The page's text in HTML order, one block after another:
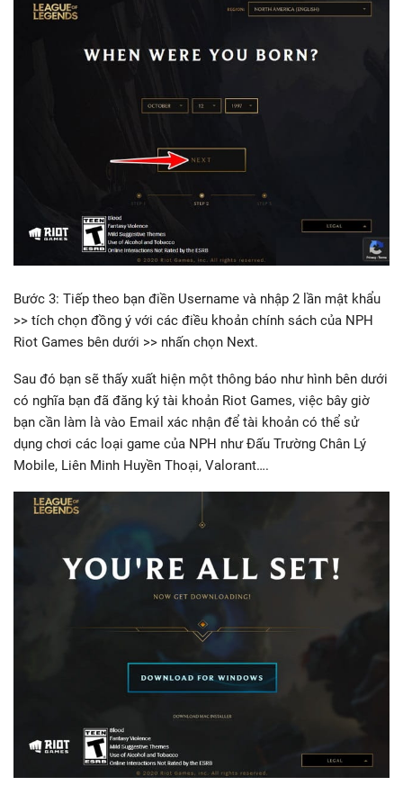
Bước 3: Tiếp theo bạn điền Username và nhập 2 lần mật khẩu
>> tích chọn đồng ý với các điều khoản chính sách của NPH
Riot Games bên dưới >> nhấn chọn Next.
Sau đó bạn sẽ thấy xuất hiện một thông báo như hình bên dưới
có nghĩa bạn đã đăng ký tài khoản Riot Games, việc bây giờ
bạn cần làm là vào Email xác nhận để tài khoản có thể sử
dụng chơi các loại game của NPH như Đấu Trường Chân Lý
Mobile, Liên Minh Huyền Thoại, Valorant….